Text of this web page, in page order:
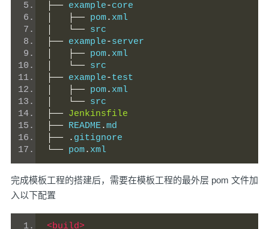
├── example-core
├── pom. xml
└── src
├── example-server
├── pom. xml
└── src
├── example-test
├── pom. xml
└── src
├── Jenkinsfile
├── README.md
├──
. gitignore
└── pom. xml
完成模板工程的搭建后，需要在模板工程的最外层 pom 文件加
入以下配置
<build>